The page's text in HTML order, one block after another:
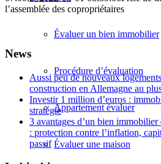
Évaluer un bien immobilier
Procédure d’évaluation
Appartement évaluer
Évaluer une maison
l’assemblée des copropriétaires
News
Aussi peu de nouveaux
construction en Allemagne au
Investir 1 million d’euros :
stratégie
3 avantages d’un bien
: protection contre l’inflation,
passif